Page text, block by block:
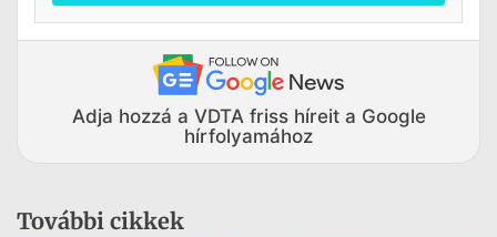
Adja hozzá a VDTA friss híreit a Google
hírfolyamához
További cikkek